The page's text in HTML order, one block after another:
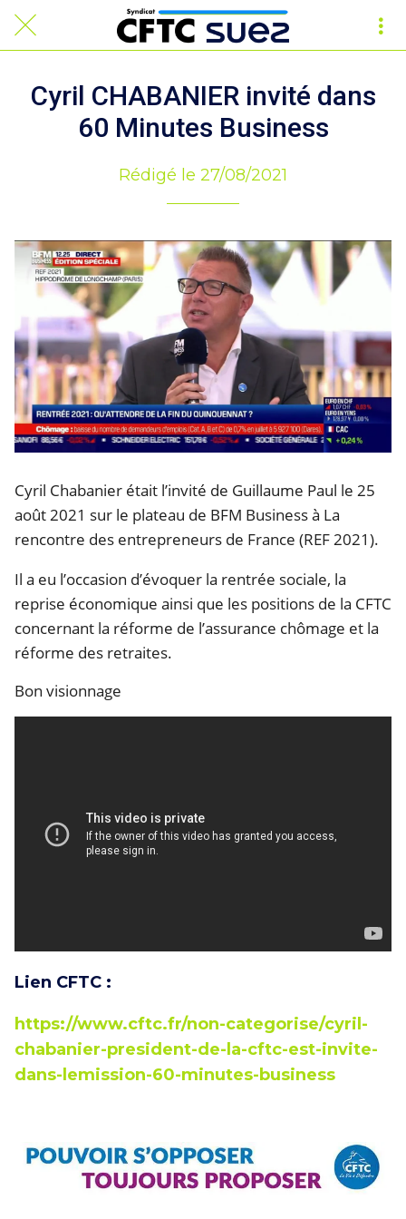
Cyril CHABANIER invité dans
60 Minutes Business
Rédigé le 27/08/2021
Cyril Chabanier était l’invité de Guillaume Paul le 25
août 2021 sur le plateau de BFM Business à La
rencontre des entrepreneurs de France (REF 2021).
Il a eu l’occasion d’évoquer la rentrée sociale, la
reprise économique ainsi que les positions de la CFTC
concernant la réforme de l’assurance chômage et la
réforme des retraites.
Bon visionnage
Lien CFTC :
https://www.cftc.fr/non-categorise/cyril-
chabanier-president-de-la-cftc-est-invite-
dans-lemission-60-minutes-business